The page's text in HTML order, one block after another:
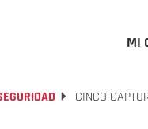
MI
CINCO